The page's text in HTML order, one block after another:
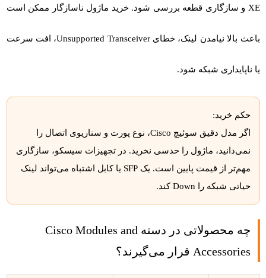
XE و سازگاری قطعه بررسی شود. خرید ماژول ناسازگار ممکن است
باعث بالا نیامدن لینک، خطای Unsupported Transceiver، افت سرعت
یا ناپایداری شبکه شود.
حکم خرید:
اگر مدل دقیق سوئیچ Cisco، نوع پورت و سناریوی اتصال را
نمی‌دانید، ماژول را حدسی نخرید. در تجهیزات سیسکو، سازگاری
مهم‌تر از قیمت پایین است. یک SFP یا کابل اشتباه می‌تواند لینک
حیاتی شبکه را Down کند.
چه محصولاتی در دسته Cisco Modules and
Accessories قرار می‌گیرند؟